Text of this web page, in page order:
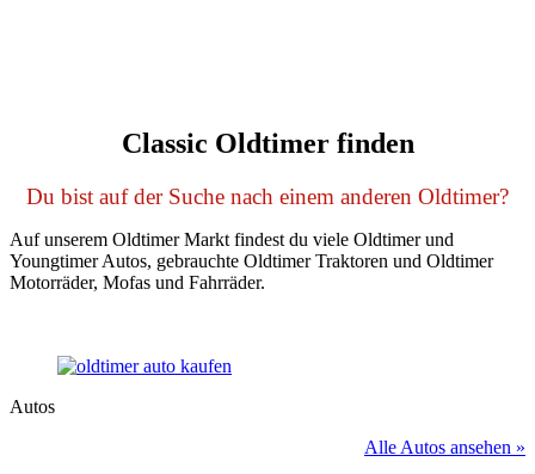
Classic Oldtimer finden
Du bist auf der Suche nach einem anderen Oldtimer?
Auf unserem Oldtimer Markt findest du viele Oldtimer und
Youngtimer Autos, gebrauchte Oldtimer Traktoren und Oldtimer
Motorräder, Mofas und Fahrräder.
Autos
Alle Autos ansehen »